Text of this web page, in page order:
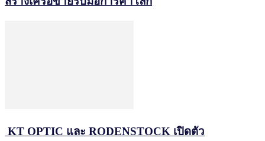
KT OPTIC และ RODENSTOCK เปิดตัว